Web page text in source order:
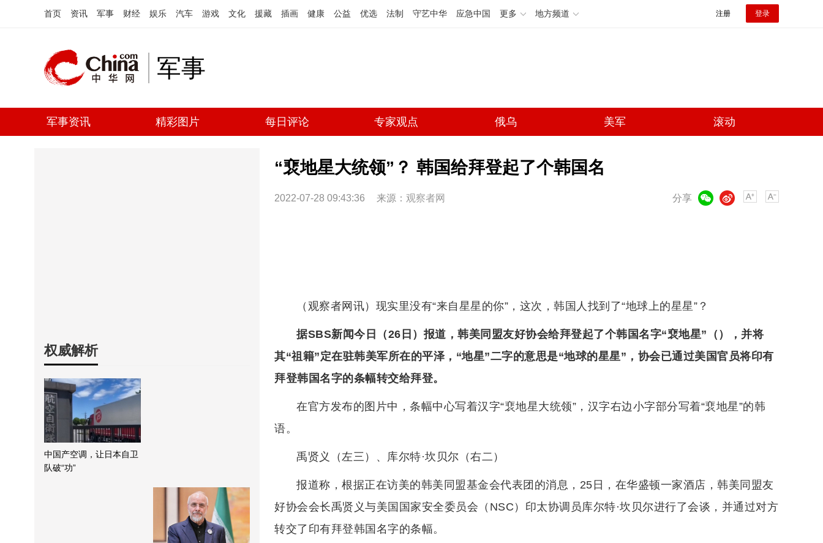
首页 资讯 军事 财经 娱乐 汽车 游戏 文化 援藏 插画 健康 公益 优选 法制 守艺中华 应急中国 更多 地方频道 注册 登录
军事
军事资讯 精彩图片 每日评论 专家观点 俄乌 美军 滚动
权威解析
中国产空调，让日本自卫
队破“功”
“裵地星大统领”？ 韩国给拜登起了个韩国名
2022-07-28 09:43:36 来源： 观察者网 分享
微博
（观察者网讯）现实里没有“来自星星的你”，这次，韩国人找到了“地球上的星星”？
据SBS新闻今日（26日）报道，韩美同盟友好协会给拜登起了个韩国名字“裵地星”（），并将
其“祖籍”定在驻韩美军所在的平泽，“地星”二字的意思是“地球的星星”，协会已通过美国官员将印有
拜登韩国名字的条幅转交给拜登。
在官方发布的图片中，条幅中心写着汉字“裵地星大统领”，汉字右边小字部分写着“裵地星”的韩
语。
禹贤义（左三）、库尔特·坎贝尔（右二）
报道称，根据正在访美的韩美同盟基金会代表团的消息，25日，在华盛顿一家酒店，韩美同盟友
好协会会长禹贤义与美国国家安全委员会（NSC）印太协调员库尔特·坎贝尔进行了会谈，并通过对方
转交了印有拜登韩国名字的条幅。